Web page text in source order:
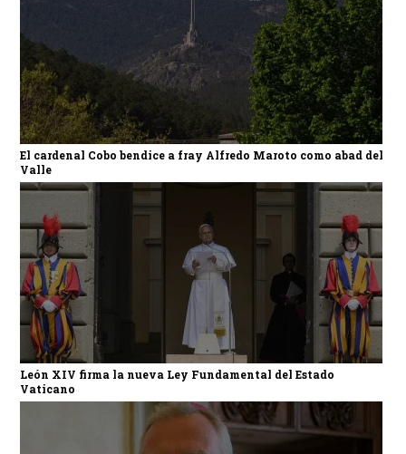
El cardenal Cobo bendice a fray Alfredo Maroto como abad del
Valle
León XIV firma la nueva Ley Fundamental del Estado
Vaticano